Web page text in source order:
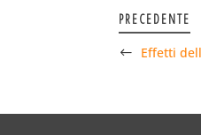
PRECEDENTE
Effetti